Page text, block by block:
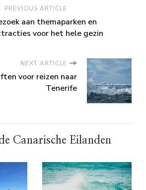
PREVIOUS ARTICLE
aan themaparken en
voor het hele gezin
NEXT ARTICLE
voor reizen naar
Tenerife
Canarische Eilanden